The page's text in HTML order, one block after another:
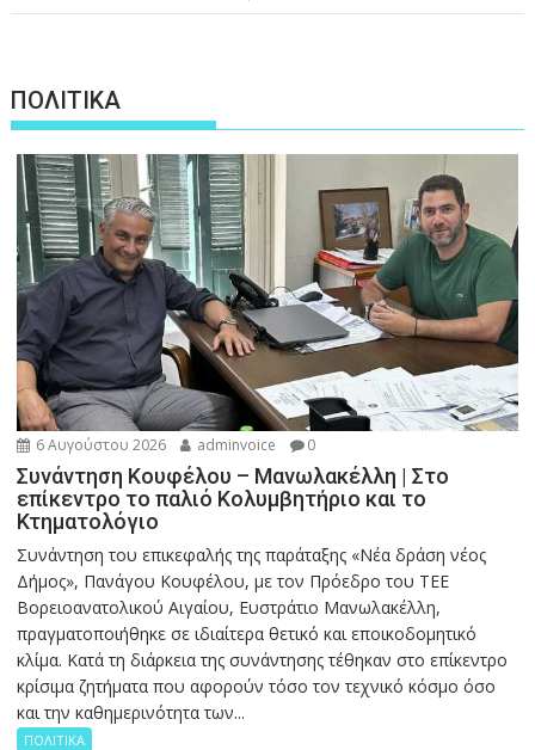
ΠΟΛΙΤΙΚΑ
6 Αυγούστου 2026 adminvoice 0
Συνάντηση Κουφέλου – Μανωλακέλλη | Στο
επίκεντρο το παλιό Κολυμβητήριο και το
Κτηματολόγιο
Συνάντηση του επικεφαλής της παράταξης «Νέα δράση νέος
Δήμος», Πανάγου Κουφέλου, με τον Πρόεδρο του ΤΕΕ
Βορειοανατολικού Αιγαίου, Ευστράτιο Μανωλακέλλη,
πραγματοποιήθηκε σε ιδιαίτερα θετικό και εποικοδομητικό
κλίμα. Κατά τη διάρκεια της συνάντησης τέθηκαν στο επίκεντρο
κρίσιμα ζητήματα που αφορούν τόσο τον τεχνικό κόσμο όσο
και την καθημερινότητα των...
ΠΟΛΙΤΙΚΑ